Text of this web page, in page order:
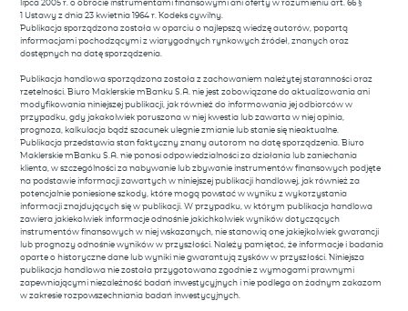
lipca 2005 r. o obrocie instrumentami finansowymi ani oferty w rozumieniu art. 66 §
1 Ustawy z dnia 23 kwietnia 1964 r. Kodeks cywilny.
Publikacja sporządzona została w oparciu o najlepszą wiedzę autorów, popartą
informacjami pochodzącymi z wiarygodnych rynkowych źródeł, znanych oraz
dostępnych na datę sporządzenia.
Publikacja handlowa sporządzona została z zachowaniem należytej staranności oraz
rzetelności. Biuro Maklerskie mBanku S.A. nie jest zobowiązane do aktualizowania ani
modyfikowania niniejszej publikacji, jak również do informowania jej odbiorców w
przypadku, gdy jakakolwiek poruszona w niej kwestia lub zawarta w niej opinia,
prognoza, kalkulacja bądź szacunek ulegnie zmianie lub stanie się nieaktualne.
Publikacja przedstawia stan faktyczny znany autorom na datę sporządzenia. Biuro
Maklerskie mBanku S.A. nie ponosi odpowiedzialności za działania lub zaniechania
klienta, w szczególności za nabywanie lub zbywanie instrumentów finansowych podjęte
na podstawie informacji zawartych w niniejszej publikacji handlowej, jak również za
potencjalnie poniesione szkody, które mogą powstać w wyniku z wykorzystania
informacji znajdujących się w publikacji. W przypadku, w którym publikacja handlowa
zawiera jakiekolwiek informacje odnośnie jakichkolwiek wyników dotyczących
instrumentów finansowych w niej wskazanych, nie stanowią one jakiejkolwiek gwarancji
lub prognozy odnośnie wyników w przyszłości. Należy pamiętać, że informacje i badania
oparte o historyczne dane lub wyniki nie gwarantują zysków w przyszłości. Niniejsza
publikacja handlowa nie została przygotowana zgodnie z wymogami prawnymi
zapewniającymi niezależność badań inwestycyjnych i nie podlega on żadnym zakazom
w zakresie rozpowszechniania badań inwestycyjnych.